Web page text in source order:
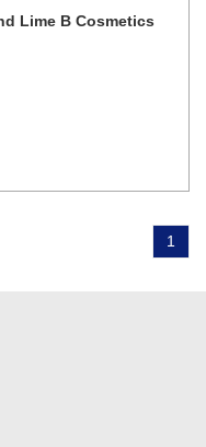
Lime B Cosmetics
1